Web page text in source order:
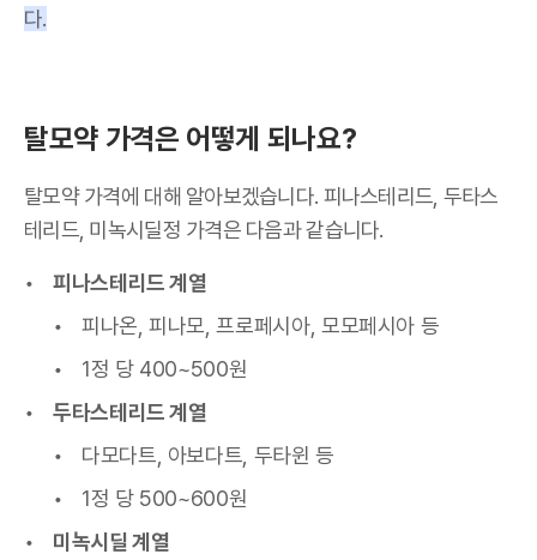
다.
탈모약 가격은 어떻게 되나요?
탈모약 가격에 대해 알아보겠습니다. 피나스테리드, 두타스
테리드, 미녹시딜정 가격은 다음과 같습니다.
피나스테리드 계열
피나온, 피나모, 프로페시아, 모모페시아 등
1정 당 400~500원
두타스테리드 계열
다모다트, 아보다트, 두타윈 등
1정 당 500~600원
미녹시딜 계열